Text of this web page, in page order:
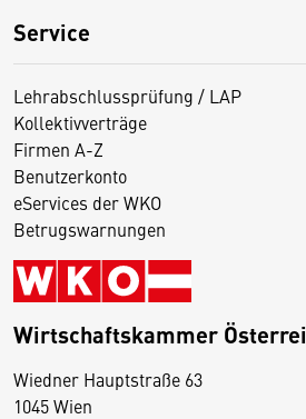
Service
Lehrabschlussprüfung / LAP
Kollektivverträge
Firmen A-Z
Benutzerkonto
eServices der WKO
Betrugswarnungen
Wirtschaftskammer
Wiedner Hauptstraße 63
1045 Wien
D